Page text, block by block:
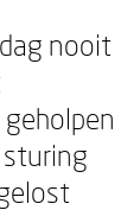
nooit
sturing